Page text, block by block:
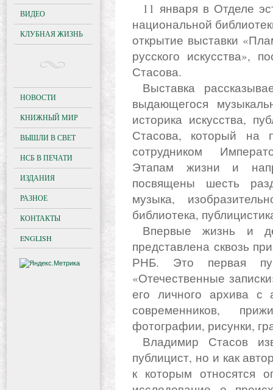
11 января в Отделе эстампов и фотографий Российской
национальной
открытие выставки
русского искусства»,
Стасова.
Выставка рассказывает о многогранной деятельности
выдающегося
историка искусства,
Стасова, который на
сотрудником
Этапам жизни и
посвящены шесть
музыка,
библиотека,
Впервые жизнь и деятельность известного критика
представлена сквозь
РНБ. Это первая
«Отечественные
его личного архива с
современников,
фотографии, рисунки,
Владимир Стасов известен не только как критик и
публицист, но и как
к которым относятся
ВИДЕО
КЛУБНАЯ ЖИЗНЬ
НОВОСТИ
КНИЖНЫЙ МИР
ВЫШЛИ В СВЕТ
НСБ В ПЕЧАТИ
ИЗДАНИЯ
РАЗНОЕ
КОНТАКТЫ
ENGLISH